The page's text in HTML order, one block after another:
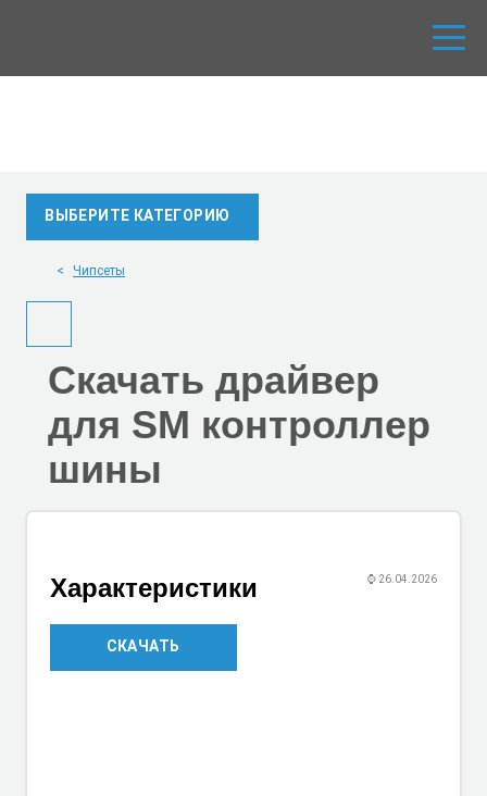
ВЫБЕРИТЕ КАТЕГОРИЮ
Чипсеты
Скачать драйвер
для SM контроллер
шины
⌚ 26.04.2026
Характеристики
СКАЧАТЬ